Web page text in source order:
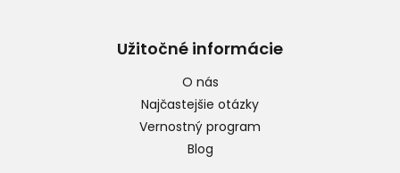
Užitočné informácie
O nás
Najčastejšie otázky
Vernostný program
Blog